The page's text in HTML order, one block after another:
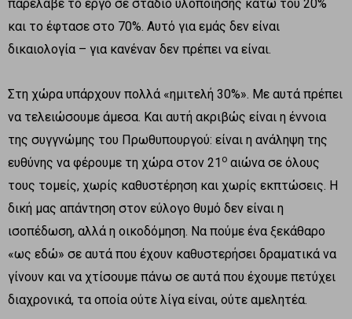
παρέλαβε το έργο σε στάδιο υλοποίησης κάτω του 20%
και το έφτασε στο 70%. Αυτό για εμάς δεν είναι
δικαιολογία – για κανέναν δεν πρέπει να είναι.
Στη χώρα υπάρχουν πολλά «ημιτελή 30%». Με αυτά πρέπει
να τελειώσουμε άμεσα. Και αυτή ακριβώς είναι η έννοια
της συγγνώμης του Πρωθυπουργού: είναι η ανάληψη της
ευθύνης να φέρουμε τη χώρα στον 21 ο αιώνα σε όλους
τους τομείς, χωρίς καθυστέρηση και χωρίς εκπτώσεις. Η
δική μας απάντηση στον εύλογο θυμό δεν είναι η
ισοπέδωση, αλλά η οικοδόμηση. Να πούμε ένα ξεκάθαρο
«ως εδώ» σε αυτά που έχουν καθυστερήσει δραματικά να
γίνουν και να χτίσουμε πάνω σε αυτά που έχουμε πετύχει
διαχρονικά, τα οποία ούτε λίγα είναι, ούτε αμελητέα.